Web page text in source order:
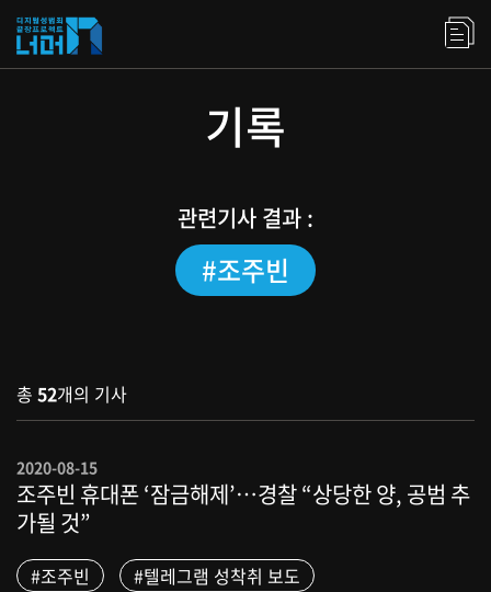
기록
관련기사 결과 :
#조주빈
총 52개의 기사
2020-08-15
조주빈 휴대폰 ‘잠금해제’…경찰 “상당한 양, 공범 추
가될 것”
#조주빈 #텔레그램 성착취 보도